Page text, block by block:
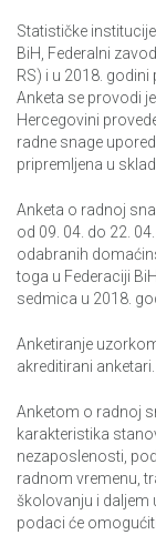
Statističke
BiH, Federalni
RS) i u 2018.
Anketa se provodi
Hercegovini
radne snage
pripremljena u
Anketa o radnoj
od 09. 04. do 22.
odabranih
toga u Federaciji
sedmica u 2018.
Anketiranje
akreditirani anketari.
Anketom o radnoj
karakteristika
nezaposlenosti,
radnom vremenu,
školovanju i daljem
podaci će